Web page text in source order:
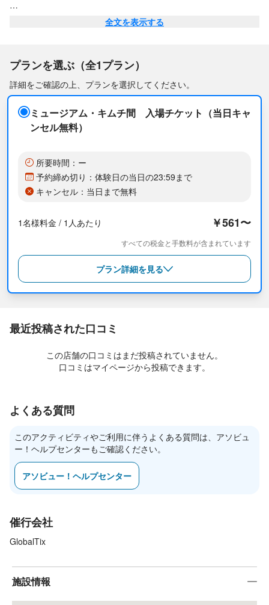
・ユネスコ無形文化遺産「キムジャン」の体験
韓国の生活に根付いた共同作業「キムジャン」の精神や歴史を深
・便利なアクセスと周辺観光
ョッピングやグルメの合間に気軽に立ち寄ることができます。
全文を表示する
プランを選ぶ（全1プラン）
詳細をご確認の上、プランを選択してください。
ミュージアム・キムチ間 入場チケット（当日キャ
ンセル無料）
所要時間：ー
予約締め切り：体験日の当日の23:59まで
キャンセル：当日まで無料
1名様料金 / 1人あたり ￥561〜
すべての税金と手数料が含まれています
プラン詳細を見る
最近投稿された口コミ
この店舗の口コミはまだ投稿されていません。
口コミはマイページから投稿できます。
よくある質問
このアクティビティやご利用に伴うよくある質問は、アソビュ
ー！ヘルプセンターもご確認ください。
アソビュー！ヘルプセンター
催行会社
GlobalTix
施設情報